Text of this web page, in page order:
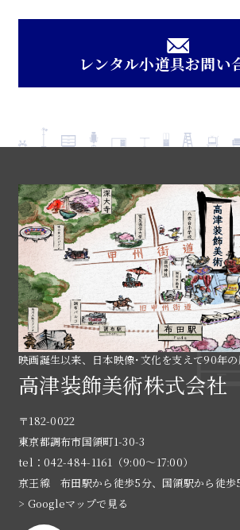
レンタル小道具お問い
映画誕生以来、日本映像･文化を支えて90年の
高津装飾美術株式会社
〒182-0022
東京都調布市国領町1-30-3
tel：042-484-1161（9:00〜17:00）
京王線 布田駅から徒歩5分、国領駅から徒歩
> Googleマップで見る